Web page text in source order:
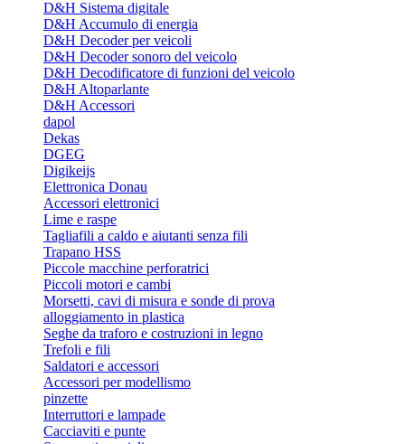
D&H Sistema digitale
D&H Accumulo di energia
D&H Decoder per veicoli
D&H Decoder sonoro del veicolo
D&H Decodificatore di funzioni del veicolo
D&H Altoparlante
D&H Accessori
dapol
Dekas
DGEG
Digikeijs
Elettronica Donau
Accessori elettronici
Lime e raspe
Tagliafili a caldo e aiutanti senza fili
Trapano HSS
Piccole macchine perforatrici
Piccoli motori e cambi
Morsetti, cavi di misura e sonde di prova
alloggiamento in plastica
Seghe da traforo e costruzioni in legno
Trefoli e fili
Saldatori e accessori
Accessori per modellismo
pinzette
Interruttori e lampade
Cacciaviti e punte